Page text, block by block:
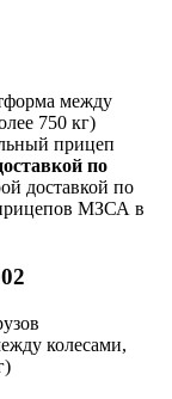
между
750 кг)
прицеп
по
доставкой по
МЗСА в
колесами,